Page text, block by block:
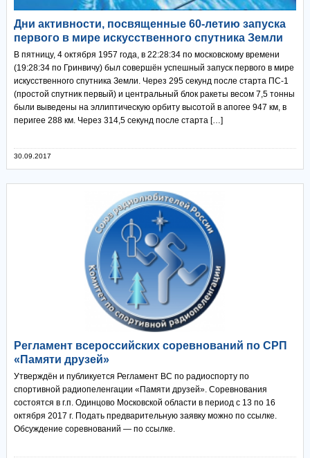
Дни активности, посвященные 60-летию запуска
первого в мире искусственного спутника Земли
В пятницу, 4 октября 1957 года, в 22:28:34 по московскому времени
(19:28:34 по Гринвичу) был совершён успешный запуск первого в мире
искусственного спутника Земли. Через 295 секунд после старта ПС-1
(простой спутник первый) и центральный блок ракеты весом 7,5 тонны
были выведены на эллиптическую орбиту высотой в апогее 947 км, в
перигее 288 км. Через 314,5 секунд после старта […]
30.09.2017
Регламент всероссийских соревнований по СРП
«Памяти друзей»
Утверждён и публикуется Регламент ВС по радиоспорту по
спортивной радиопеленгации «Памяти друзей». Соревнования
состоятся в г.п. Одинцово Московской области в период с 13 по 16
октября 2017 г. Подать предварительную заявку можно по ссылке.
Обсуждение соревнований — по ссылке.